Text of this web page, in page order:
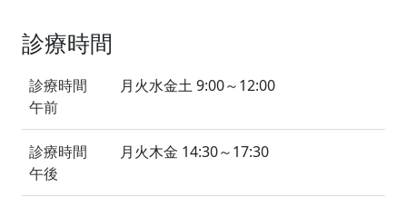
診療時間
診療時間
午前
月火水金土 9:00～12:00
診療時間
午後
月火木金 14:30～17:30